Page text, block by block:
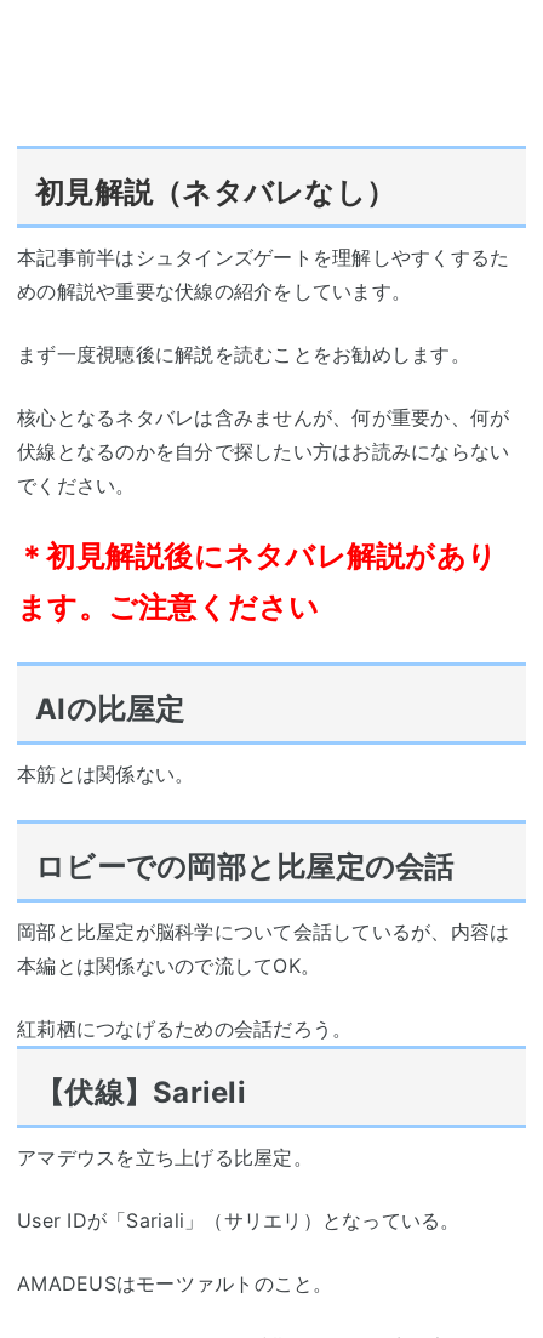
初見解説（ネタバレなし）
本記事前半はシュタインズゲートを理解しやすくするた
めの解説や重要な伏線の紹介をしています。
まず一度視聴後に解説を読むことをお勧めします。
核心となるネタバレは含みませんが、何が重要か、何が
伏線となるのかを自分で探したい方はお読みにならない
でください。
＊初見解説後にネタバレ解説があり
ます。ご注意ください
AIの比屋定
本筋とは関係ない。
ロビーでの岡部と比屋定の会話
岡部と比屋定が脳科学について会話しているが、内容は
本編とは関係ないので流してOK。
紅莉栖につなげるための会話だろう。
【伏線】Sarieli
アマデウスを立ち上げる比屋定。
User IDが「Sariali」（サリエリ）となっている。
AMADEUSはモーツァルトのこと。